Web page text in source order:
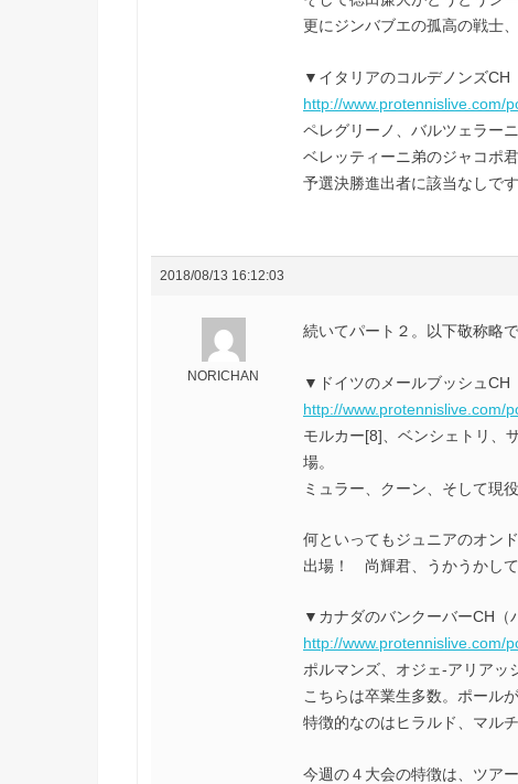
更にジンバブエの孤高の戦士
▼イタリアのコルデノンズCH
http://www.protennislive.com/
ペレグリーノ、バルツェラー
ベレッティーニ弟のジャコポ
予選決勝進出者に該当なしで
2018/08/13 16:12:03
NORICHAN
続いてパート２。以下敬称略で
▼ドイツのメールブッシュCH
http://www.protennislive.com/
モルカー[8]、ベンシェトリ、
場。
ミュラー、クーン、そして現
何といってもジュニアのオン
出場！ 尚輝君、うかうかして
▼カナダのバンクーバーCH（
http://www.protennislive.com/
ポルマンズ、オジェ-アリアッ
こちらは卒業生多数。ポール
特徴的なのはヒラルド、マル
今週の４大会の特徴は、ツア